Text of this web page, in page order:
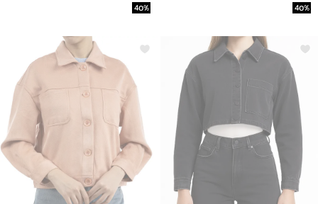
40%
40%